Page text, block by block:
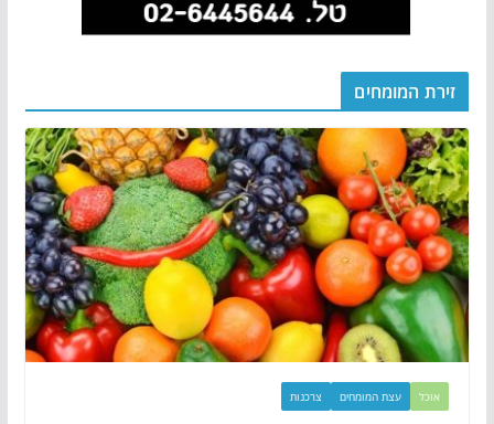
זירת המומחים
אוכל עצת המומחים צרכנות